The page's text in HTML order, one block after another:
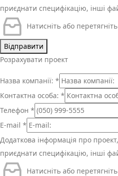
приєднати специфікацію, інші
Натисніть або
Відправити
Розрахувати проект
Назва компанії: *
Контактна особа: *
Телефон *
E-mail *
Додаткова інформація про
приєднати специфікацію, інші
Натисніть або